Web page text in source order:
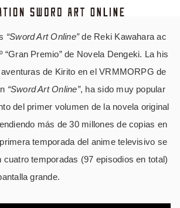
“Sword Art Online”de Reki Kawahara ac
“Gran Premio” de Novela Dengeki. La his
de Kirito en el VRMMORPG de
“Sword Art Online”, ha sido muy popular
del primer volumen de la novela original
más de 30 millones de copias en
temporada del anime televisivo se
cuatro temporadas (97 episodios en total)
grande.